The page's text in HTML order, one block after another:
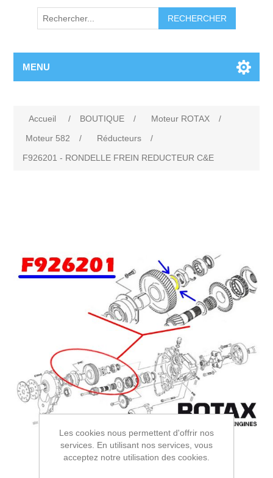
RECHERCHER
MENU
Accueil / BOUTIQUE / Moteur ROTAX
/
Moteur 582
/ Réducteurs
/
F926201 - RONDELLE FREIN REDUCTEUR C&E
Les cookies nous permettent d'offrir nos
services. En utilisant nos services, vous
acceptez notre utilisation des cookies.